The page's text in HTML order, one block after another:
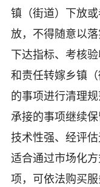
镇（街道）下放
放，不得随意以
下达指标、考核
和责任转嫁乡镇
的事项进行清理
承接的事项继续
技术性强、经评
适合通过市场化
项，可依法购买服